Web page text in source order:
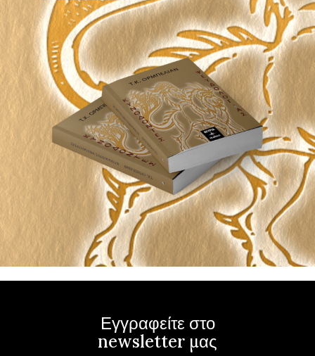
Εγγραφείτε στο
newsletter μας